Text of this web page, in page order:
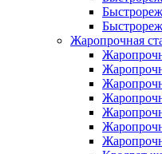
Жаропрочная